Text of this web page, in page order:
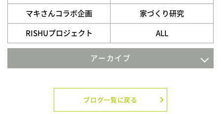
マキさんコラボ企画
家づくり研究
RISHUプロジェクト
ALL
アーカイブ
2026年6月
ブログ一覧に戻る